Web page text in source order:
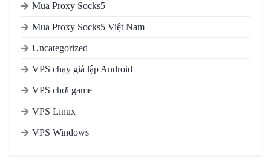
Mua Proxy Socks5
Mua Proxy Socks5 Việt Nam
Uncategorized
VPS chạy giả lập Android
VPS chơi game
VPS Linux
VPS Windows